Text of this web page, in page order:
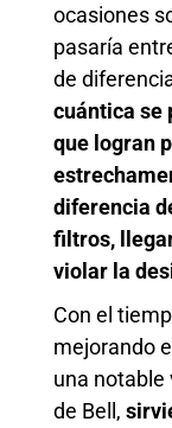
ocasiones
pasaría
de
cuántica se
que logran
diferencia
filtros,
violar la
Con el
mejorando
una notable
de Bell,